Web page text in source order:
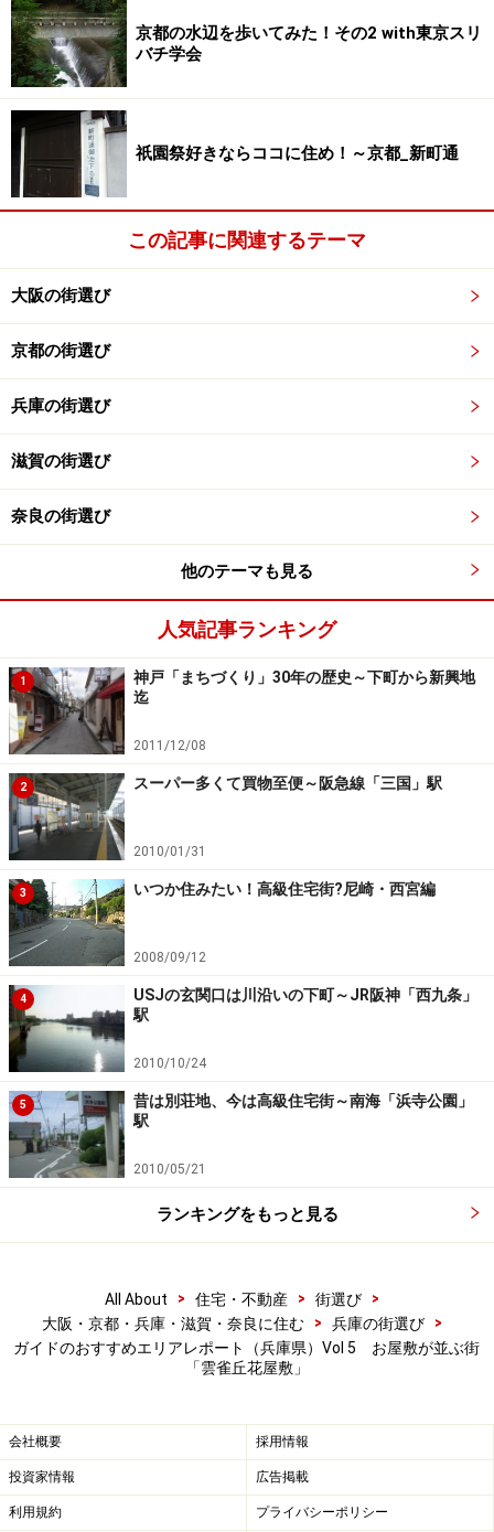
高速道路が使えますね。
邸宅が並ぶ駅前
雲雀丘花屋敷駅。駅前から邸宅が並ぶ。
雲雀丘花屋敷は小さな駅で、駅前にビルや繁華街は一切
ありません。あくまでも、お屋敷街の一角として、市役
所の出張所や個人医院、喫茶店、個人商店がある程度。
す。駅前のバス停からは、山手の住宅地に向かう便が発
着しています。
そしてこの駅で一番驚くのが、駅前の住宅。改札を出た
瞬間に目に飛び込むのが、瀟洒な個人のお家の塀や生垣
です。きれいに剪定されたお庭の木々が、駅前を緑豊か
なものにしています。駅前にお屋敷があるのも、この街
大正時代に個人で開発された街
雲雀丘のお屋敷が続く街並み
この地域は、大正時代に個人で開発された街です。当時
は、電鉄会社による宅地開発がほとんどだった時代に、
珍しいですね。開発も、できるだけ元の地形を残し、緑
を残すという理念のもとに開発されたようです。また、
生垣を作り美観に務めるなどのルールが作られ、それら
に賛同した人がこの地に住宅を構えたようです。この雲
雀丘の開発理念は、東京の田園調布も参考にしたとか。
まさに、住宅街の草分け的な存在ともいえますね。
街のシンボル「雲雀学園」
園」。幼稚園から高校まである私立の学園です。登下校
の時間になると、学園生で活気があふれています。この
学園の特徴は、創設された理由。なんとこの地域の要望
校を建てたいという，住民の強い願い」から、学園が創
設されたとのこと（雲雀学園のHPより）。学校まで作る
とは、やはり住民の意識の高さが表れています。
京都の水辺を歩いてみた！その2 with東京スリ
バチ学会
祇園祭好きならココに住め！～京都_新町通
この記事に関連するテーマ
大阪の街選び
京都の街選び
兵庫の街選び
滋賀の街選び
奈良の街選び
他のテーマも見る
人気記事ランキング
1
神戸「まちづくり」30年の歴史～下町から新興地
迄
2011/12/08
2 スーパー多くて買物至便～阪急線「三国」駅
2010/01/31
3 いつか住みたい！高級住宅街?尼崎・西宮編
2008/09/12
4
USJの玄関口は川沿いの下町～JR阪神「西九条」
駅
2010/10/24
5
昔は別荘地、今は高級住宅街～南海「浜寺公園」
駅
2010/05/21
ランキングをもっと見る
All About > 住宅・不動産 > 街選び
>
大阪・京都・兵庫・滋賀・奈良に住む
> 兵庫の街選び
>
ガイドのおすすめエリアレポート（兵庫県）Vol 5 お屋敷が並ぶ街
「雲雀丘花屋敷」
会社概要 採用情報
投資家情報 広告掲載
利用規約 プライバシーポリシー